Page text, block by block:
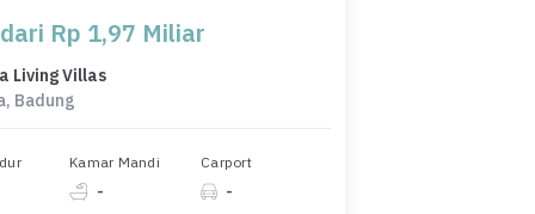
Rp 1,97 Miliar
Living Villas
Badung
Kamar Mandi
-
Carport
-